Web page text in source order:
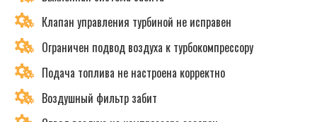
Клапан управления турбиной не исправен
Ограничен подвод воздуха к турбокомпрессору
Подача топлива не настроена корректно
Воздушный фильтр забит